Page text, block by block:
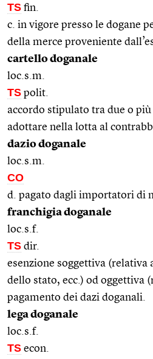
TS fin.
c. in vigore presso le dogane
della merce proveniente
cartello doganale
loc.s.m.
TS polit.
accordo stipulato tra due o
adottare nella lotta al
dazio doganale
loc.s.m.
CO
d. pagato dagli importatori di
franchigia doganale
loc.s.f.
TS dir.
esenzione soggettiva
dello stato, ecc.) od oggettiva
pagamento dei dazi doganali.
lega doganale
loc.s.f.
TS econ.